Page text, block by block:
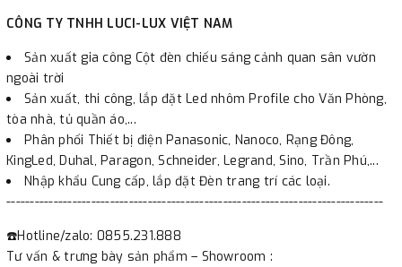
CÔNG TY TNHH LUCI-LUX VIỆT NAM
Sản xuất gia công Cột đèn chiếu sáng cảnh quan sân vườn
ngoài trời
Sản xuất, thi công, lắp đặt Led nhôm Profile cho Văn Phòng,
tòa nhà, tủ quần áo,...
Phân phối Thiết bị điện Panasonic, Nanoco, Rạng Đông,
KingLed, Duhal, Paragon, Schneider, Legrand, Sino, Trần Phú,...
Nhập khẩu Cung cấp, lắp đặt Đèn trang trí các loại.
--------------------------------------------------------------------------------
☎️Hotline/zalo: 0855.231.888
Tư vấn & trưng bày sản phẩm – Showroom :